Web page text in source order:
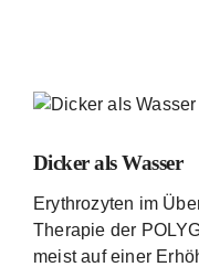
Dicker als Wasser
Erythrozyten im
Therapie der
meist auf einer